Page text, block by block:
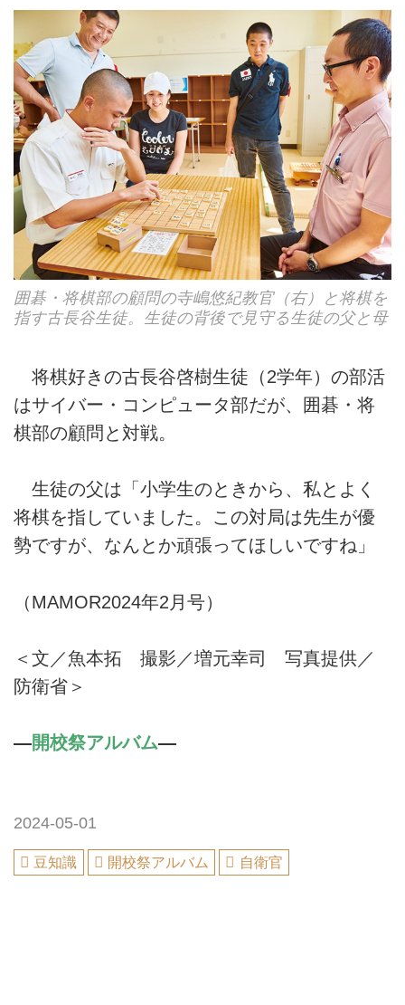
囲碁・将棋部の顧問の寺嶋悠紀教官（右）と将棋を
指す古長谷生徒。生徒の背後で見守る生徒の父と母
将棋好きの古長谷啓樹生徒（2学年）の部活
はサイバー・コンピュータ部だが、囲碁・将
棋部の顧問と対戦。
生徒の父は「小学生のときから、私とよく
将棋を指していました。この対局は先生が優
勢ですが、なんとか頑張ってほしいですね」
（MAMOR2024年2月号）
＜文／魚本拓 撮影／増元幸司 写真提供／
防衛省＞
―開校祭アルバム―
2024-05-01
豆知識 開校祭アルバム 自衛官